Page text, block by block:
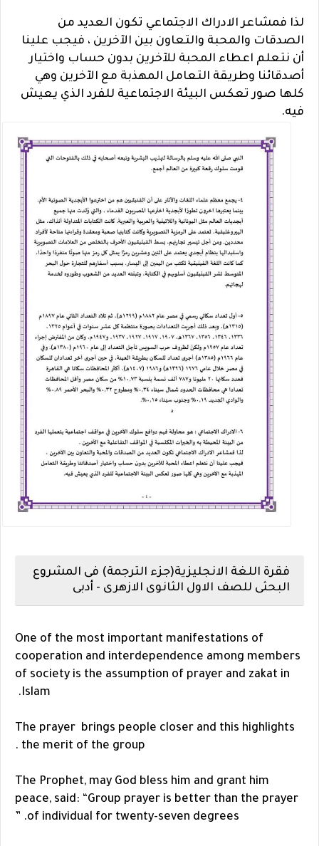
لذا فمشاعر الادراك الاجتماعي تكون العديد من
الصدقات والمحبة والتعاون بين الآخرين ، فيجب علينا
أن نتعلم اعطاء المحبة للآخرين بدون حساب واختيار
أصدقائنا وطريقة التعامل المهذبة مع الآخرين وهي
كلها صور تعكس البيئة الاجتماعية للفرد الذي يعيش
فيه.
فقرة اللغة الانجليزية(جزء الترجمة) فى المشروع
البحثى للصف الاول الثانوى الازهرى - أدبى
One of the most important manifestations of
cooperation and interdependence among members
of society is the assumption of prayer and zakat in
Islam.
The prayer brings people closer and this highlights
the merit of the group .
The Prophet, may God bless him and grant him
peace, said: “Group prayer is better than the prayer
of individual for twenty-seven degrees. ”